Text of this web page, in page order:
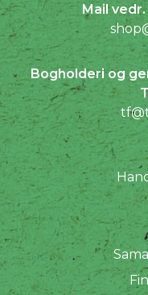
Mail
Bogholderi og